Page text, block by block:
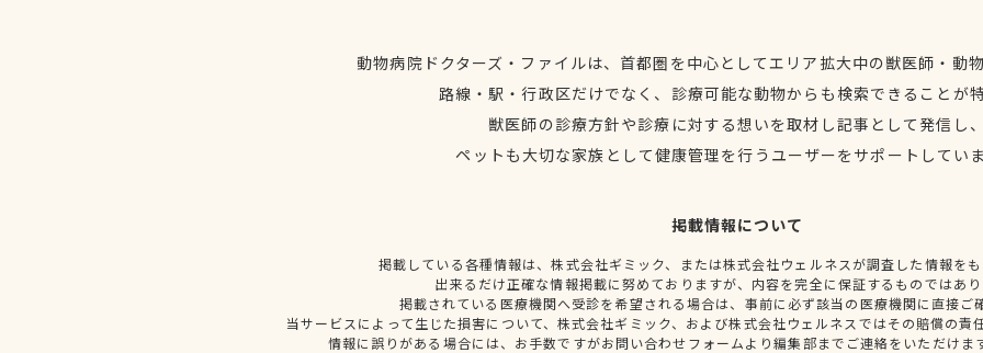
動物病院ドクターズ・ファイルは、首都圏を中心としてエリア拡大中の獣医師・動
路線・駅・行政区だけでなく、診療可能な動物からも検索できることが
獣医師の診療方針や診療に対する想いを取材し記事として発信し
ペットも大切な家族として健康管理を行うユーザーをサポートしてい
掲載情報について
掲載している各種情報は、株式会社ギミック、または株式会社ウェルネスが調査した情報を
出来るだけ正確な情報掲載に努めておりますが、内容を完全に保証するものではあ
掲載されている医療機関へ受診を希望される場合は、事前に必ず該当の医療機関に直接ご
当サービスによって生じた損害について、株式会社ギミック、および株式会社ウェルネスではその賠償の責
情報に誤りがある場合には、お手数ですがお問い合わせフォームより編集部までご連絡をいただけま